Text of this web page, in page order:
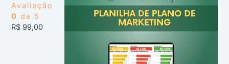
Avaliação
0 de 5
R$ 99,00